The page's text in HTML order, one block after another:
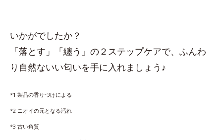
いかがでしたか？
「落とす」「纏う」の２ステップケアで、ふんわ
り自然ないい匂いを手に入れましょう♪
*1 製品の香りづけによる
*2 ニオイの元となる汚れ
*3 古い角質